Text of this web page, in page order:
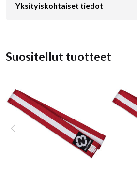
Yksityiskohtaiset tiedot
Suositellut tuotteet